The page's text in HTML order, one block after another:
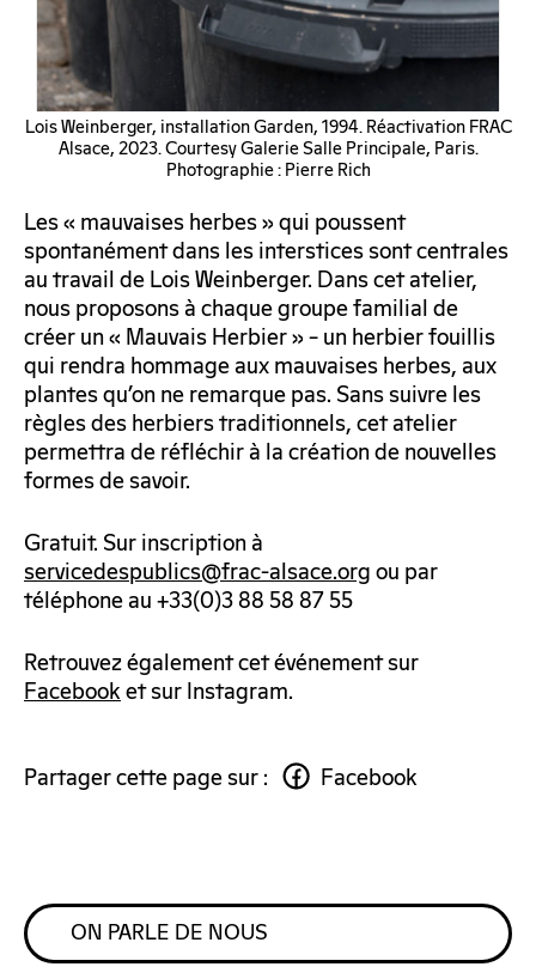
Lois Weinberger, installation Garden, 1994. Réactivation FRAC
Alsace, 2023. Courtesy Galerie Salle Principale, Paris.
Photographie : Pierre Rich
Les « mauvaises herbes » qui poussent
spontanément dans les interstices sont centrales
au travail de Lois Weinberger. Dans cet atelier,
nous proposons à chaque groupe familial de
créer un « Mauvais Herbier » – un herbier fouillis
qui rendra hommage aux mauvaises herbes, aux
plantes qu’on ne remarque pas. Sans suivre les
règles des herbiers traditionnels, cet atelier
permettra de réfléchir à la création de nouvelles
formes de savoir.
Gratuit. Sur inscription à
servicedespublics@frac-alsace.orgou par
téléphone au +33(0)3 88 58 87 55
Retrouvez également cet événement sur
Facebooket sur Instagram.
Partager cette page sur : Facebook
ON PARLE DE NOUS